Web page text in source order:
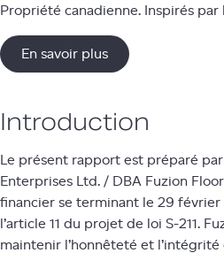
Propriété canadienne. Inspirés
En savoir plus
Introduction
Le présent rapport est préparé
Enterprises Ltd. / DBA Fuzion
financier se terminant le 29
l’article 11 du projet de loi S-211.
maintenir l’honnêteté et